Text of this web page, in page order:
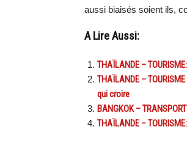
aussi biaisés soient ils,
A Lire Aussi:
THAÏLANDE –
THAÏLANDE –
qui croire
BANGKOK –
THAÏLANDE –